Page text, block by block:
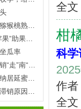
瓜率
全文
柑
科
作者
全文